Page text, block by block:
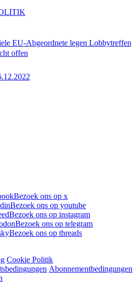
EU-Abgeordnete legen Lobbytreffen
offen
Bezoek ons op x
Bezoek ons op youtube
Bezoek ons op instagram
Bezoek ons op telegram
Bezoek ons op threads
Cookie Politik
Abonnementbedingungen